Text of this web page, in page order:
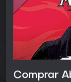
Comprar